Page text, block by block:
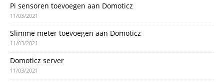
Pi sensoren toevoegen aan Domoticz
11/03/2021
Slimme meter toevoegen aan Domoticz
11/03/2021
Domoticz server
11/03/2021